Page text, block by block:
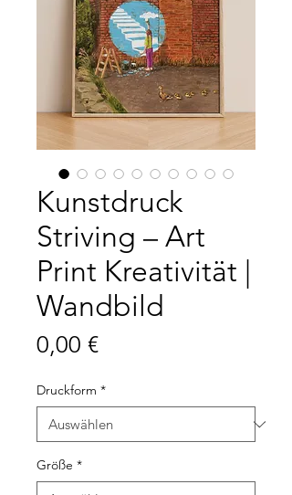
Kunstdruck
Striving – Art
Print Kreativität |
Wandbild
0,00 €Preis
Druckform *
Größe *